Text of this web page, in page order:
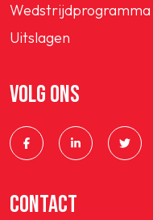
Wedstrijdprogramma
Uitslagen
VOLG ONS
CONTACT